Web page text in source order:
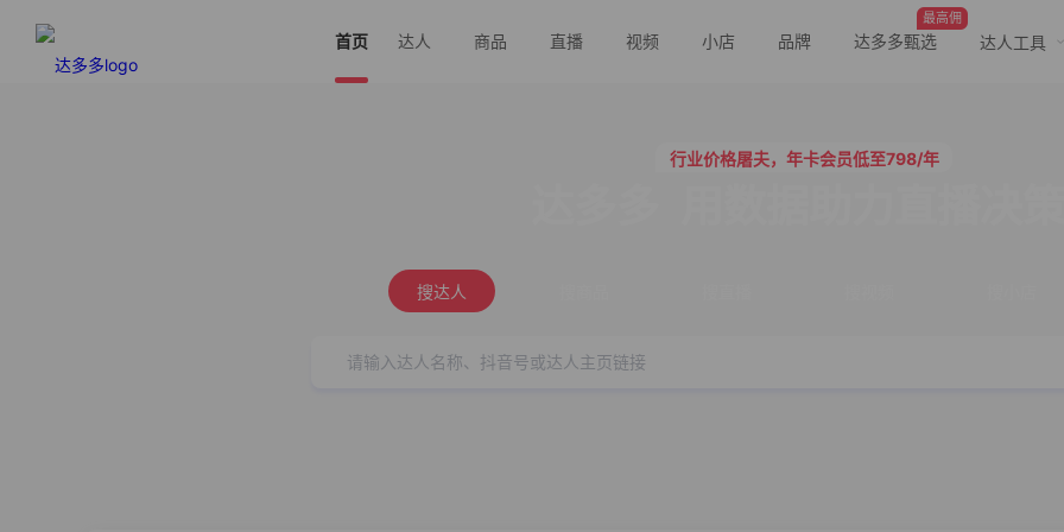
首页 达人 商品 直播 视频 小店 品牌
最高佣
达多多甄选 达人工具
行业价格屠夫，年卡会员低至798/年
搜达人